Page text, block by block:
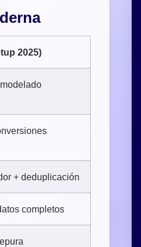
2025)
+ deduplicación
completos